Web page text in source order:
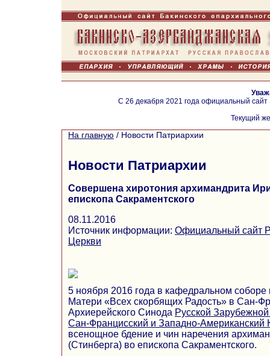
С 26 декабря 2021 года официальный
Текущий
На главную / Новости Патриархии
Новости Патриархии
Совершена хиротония архимандрита
епископа Сакраментского
08.11.2016
Источник информации: Официальный сайт
Церкви
5 ноября 2016 года в кафедральном
Матери «Всех скорбящих Радость» в Сан-
Архиерейского Синода Русской
Сан-Францисский и Западно-Американский
всенощное бдение и чин наречения
(Стинберга) во епископа Сакраментского.